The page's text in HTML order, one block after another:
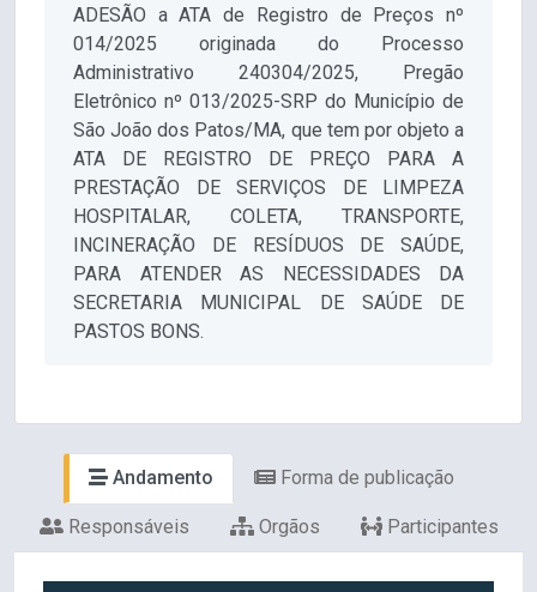
ADESÃO a ATA de Registro de Preços nº
014/2025 originada do Processo
Administrativo 240304/2025, Pregão
Eletrônico nº 013/2025-SRP do Município de
São João dos Patos/MA, que tem por objeto a
ATA DE REGISTRO DE PREÇO PARA A
PRESTAÇÃO DE SERVIÇOS DE LIMPEZA
HOSPITALAR, COLETA, TRANSPORTE,
INCINERAÇÃO DE RESÍDUOS DE SAÚDE,
PARA ATENDER AS NECESSIDADES DA
SECRETARIA MUNICIPAL DE SAÚDE DE
PASTOS BONS.
Andamento Forma de publicação
Responsáveis Orgãos Participantes